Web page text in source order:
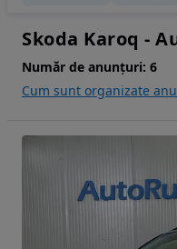
Skoda Karoq -
Număr de anunțuri: 6
Cum sunt organizate